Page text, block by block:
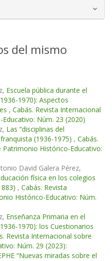
del mismo
Escuela pública durante el
1970): Aspectos
, Cabás. Revista Internacional
Núm. 23 (2020)
Las “disciplinas del
(1936-1975) , Cabás.
Histórico-Educativo:
David Galera Pérez,
física en los colegios
, Cabás. Revista
Histórico-Educativo: Núm.
Enseñanza Primaria en el
1970): los Cuestionarios
Revista Internacional sobre
Núm. 29 (2023):
“Nuevas miradas sobre el